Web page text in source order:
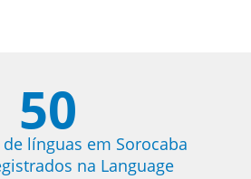
50
línguas em Sorocaba
na Language